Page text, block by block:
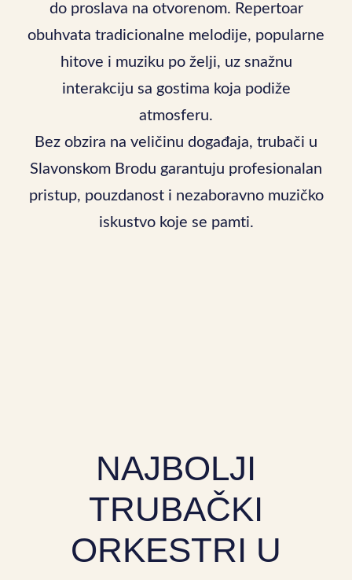
do proslava na otvorenom. Repertoar
obuhvata tradicionalne melodije, popularne
hitove i muziku po želji, uz snažnu
interakciju sa gostima koja podiže
atmosferu.
Bez obzira na veličinu događaja, trubači u
Slavonskom Brodu garantuju profesionalan
pristup, pouzdanost i nezaboravno muzičko
iskustvo koje se pamti.
NAJBOLJI
TRUBAČKI
ORKESTRI U